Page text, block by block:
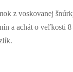
z voskovanej
a achát o veľkosti